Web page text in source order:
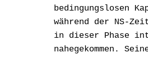
bedingungslosen
während der NS-
in dieser Phase
nahegekommen.